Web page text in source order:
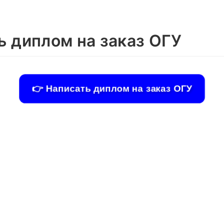
диплом на заказ ОГУ
👉 Написать диплом на заказ ОГУ